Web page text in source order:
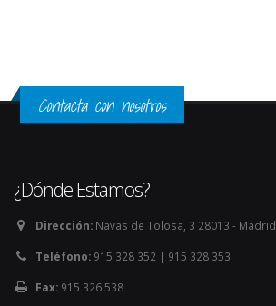
Contacta con nosotros
¿Dónde Estamos?
Dirección: Navas de Tolosa, 3 28013 - Madrid
Teléfono: 915 328 352 | 915 328 353
Fax: 915 326 538